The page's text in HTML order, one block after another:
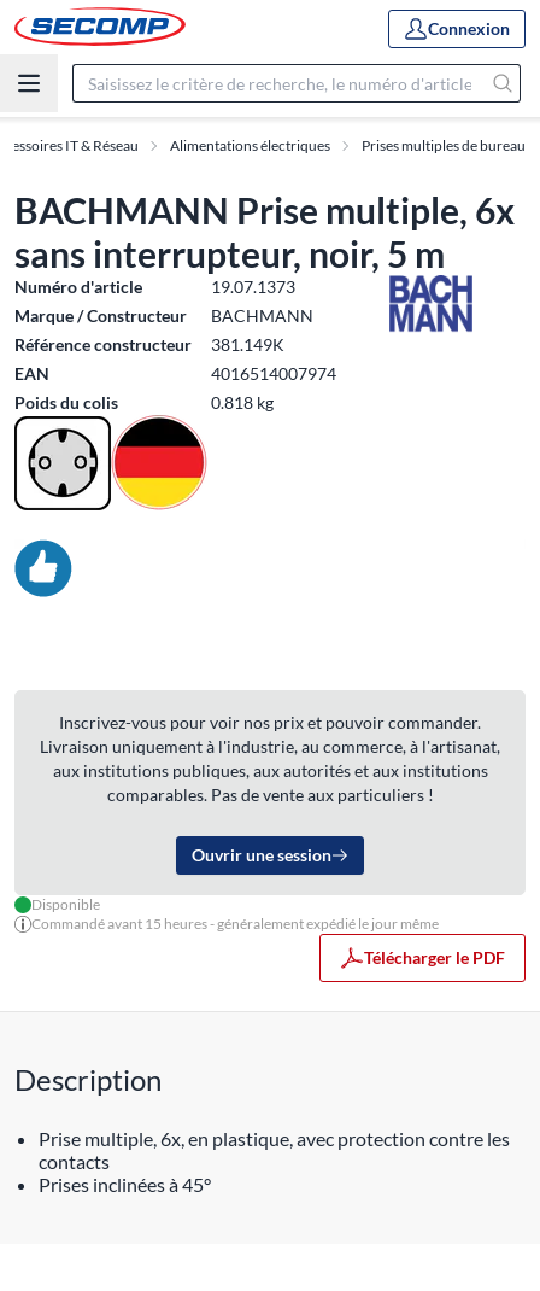
Connexion
IT & Réseau Alimentations électriques Prises multiples de bureau
BACHMANN Prise multiple, 6x
sans interrupteur, noir, 5 m
Numéro d'article
19.07.1373
Marque / Constructeur
BACHMANN
Référence constructeur
381.149K
EAN
4016514007974
Poids du colis
0.818 kg
Inscrivez-vous pour voir nos prix et pouvoir commander.
Livraison uniquement à l'industrie, au commerce, à l'artisanat,
aux institutions publiques, aux autorités et aux institutions
comparables. Pas de vente aux particuliers !
Ouvrir une session
Disponible
Commandé avant 15 heures - généralement expédié le jour même
Télécharger le PDF
Description
Prise multiple, 6x, en plastique, avec protection contre les
contacts
Prises inclinées à 45°